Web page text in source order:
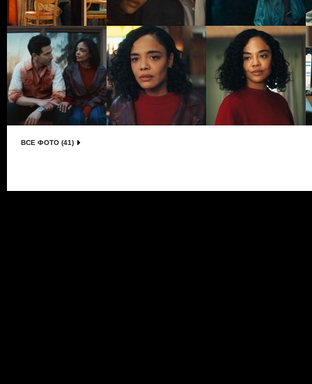
ВСЕ ФОТО (41)